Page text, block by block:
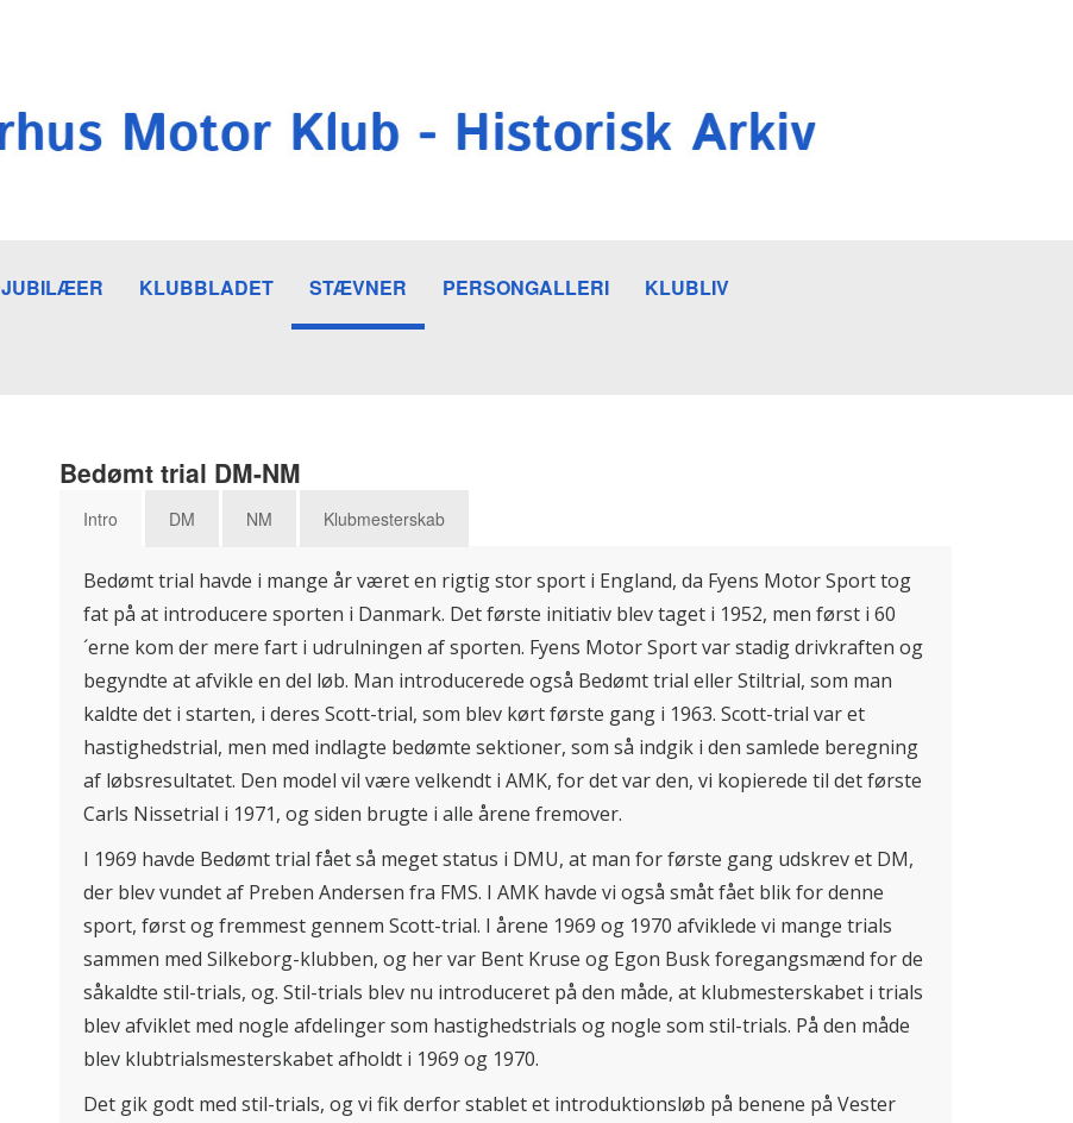
JUBILÆER KLUBBLADET STÆVNER PERSONGALLERI KLUBLIV
Bedømt trial DM-NM
Intro DM NM Klubmesterskab
Bedømt trial havde i mange år været en rigtig stor sport i England, da Fyens Motor Sport tog
fat på at introducere sporten i Danmark. Det første initiativ blev taget i 1952, men først i 60
´erne kom der mere fart i udrulningen af sporten. Fyens Motor Sport var stadig drivkraften og
begyndte at afvikle en del løb. Man introducerede også Bedømt trial eller Stiltrial, som man
kaldte det i starten, i deres Scott-trial, som blev kørt første gang i 1963. Scott-trial var et
hastighedstrial, men med indlagte bedømte sektioner, som så indgik i den samlede beregning
af løbsresultatet. Den model vil være velkendt i AMK, for det var den, vi kopierede til det første
Carls Nissetrial i 1971, og siden brugte i alle årene fremover.
I 1969 havde Bedømt trial fået så meget status i DMU, at man for første gang udskrev et DM,
der blev vundet af Preben Andersen fra FMS. I AMK havde vi også småt fået blik for denne
sport, først og fremmest gennem Scott-trial. I årene 1969 og 1970 afviklede vi mange trials
sammen med Silkeborg-klubben, og her var Bent Kruse og Egon Busk foregangsmænd for de
såkaldte stil-trials, og. Stil-trials blev nu introduceret på den måde, at klubmesterskabet i trials
blev afviklet med nogle afdelinger som hastighedstrials og nogle som stil-trials. På den måde
blev klubtrialsmesterskabet afholdt i 1969 og 1970.
Det gik godt med stil-trials, og vi fik derfor stablet et introduktionsløb på benene på Vester